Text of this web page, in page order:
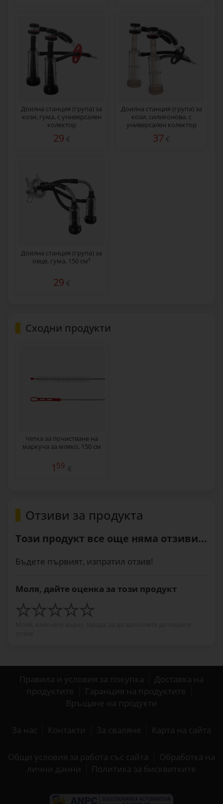
Доилна станция (група) за
кози, гума, с универсален
колектор
29 €
Доилна станция (група) за
кози, силиконова, с
универсален колектор
37 €
Доилна станция (група) за
овце, гума, 150 см³
29 €
Сходни продукти
Четка за почистване на
маркуча за мляко, 150 см
159 €
Отзиви за продукта
Този продукт все още няма отзиви...
Бъдете първият, изпратил отзив!
Моля, дайте оценка за този продукт
Правила и условия за покупка
Доставка на
продуктите
Гаранция на продуктите
Връщане на продукти
За нас Контакти За сваляне Карта на сайта
Общи условия за работа със сайта
Обработка на
лични данни
Политика за бисквитките